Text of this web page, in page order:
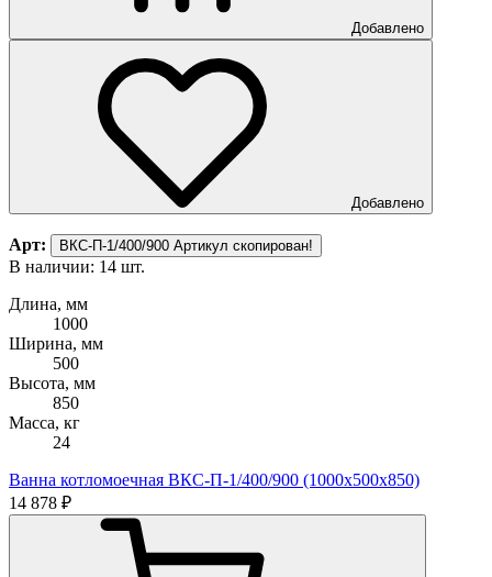
Добавлено
Добавлено
Арт: ВКС-П-1/400/900 Артикул скопирован!
В наличии: 14 шт.
Длина, мм
1000
Ширина, мм
500
Высота, мм
850
Масса, кг
24
Ванна котломоечная ВКС-П-1/400/900 (1000х500х850)
14 878 ₽